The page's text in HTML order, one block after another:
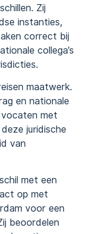
Zij
instanties,
correct bij
collega’s
maatwerk.
en nationale
met
juridische
van
met een
op met
voor een
beoordelen